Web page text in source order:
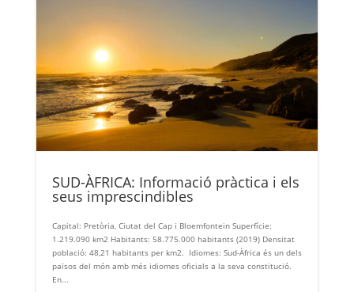
SUD-ÀFRICA: Informació pràctica i els
seus imprescindibles
Capital: Pretòria, Ciutat del Cap i Bloemfontein Superfície:
1.219.090 km2 Habitants: 58.775.000 habitants (2019) Densitat
població: 48,21 habitants per km2. Idiomes: Sud-Àfrica és un dels
països del món amb més idiomes oficials a la seva constitució.
En...